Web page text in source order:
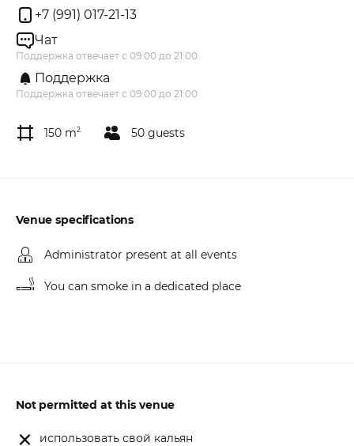
+7 (991) 017-21-13
Чат
Поддержка отвечает с 09:00 до 21:00
Поддержка
Поддержка отвечает с 09:00 до 21:00
150 m2 50 guests
Venue specifications
Administrator present at all events
You can smoke in a dedicated place
Not permitted at this venue
использовать свой кальян